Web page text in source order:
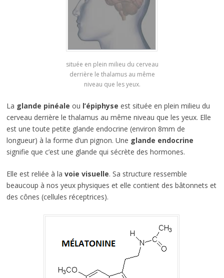
située en plein milieu du cerveau
derrière le thalamus au même
niveau que les yeux.
La glande pinéale ou l’épiphyse est située en plein milieu du
cerveau derrière le thalamus au même niveau que les yeux. Elle
est une toute petite glande endocrine (environ 8mm de
longueur) à la forme d’un pignon. Une glande endocrine
signifie que c’est une glande qui sécrète des hormones.
Elle est reliée à la voie visuelle. Sa structure ressemble
beaucoup à nos yeux physiques et elle contient des bâtonnets et
des cônes (cellules réceptrices).